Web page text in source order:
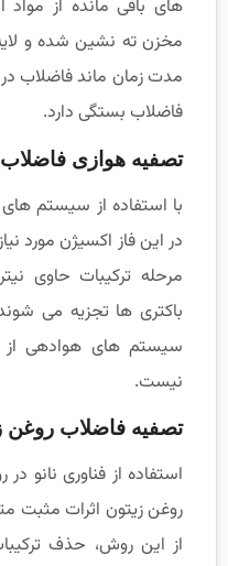
های باقی مانده از
مخزن ته نشین شده و
مدت زمان ماند فاضلاب
فاضلاب بستگی دارد.
تصفیه هوازی فاضلاب
با استفاده از سیستم
در این فاز اکسیژن مورد
مرحله ترکیبات حاوی
باکتری ها تجزیه می
سیستم های هوادهی از
نیست.
تصفیه فاضلاب روغن
استفاده از فناوری نانو
روغن زیتون اثرات مثبت
از این روش، حذف